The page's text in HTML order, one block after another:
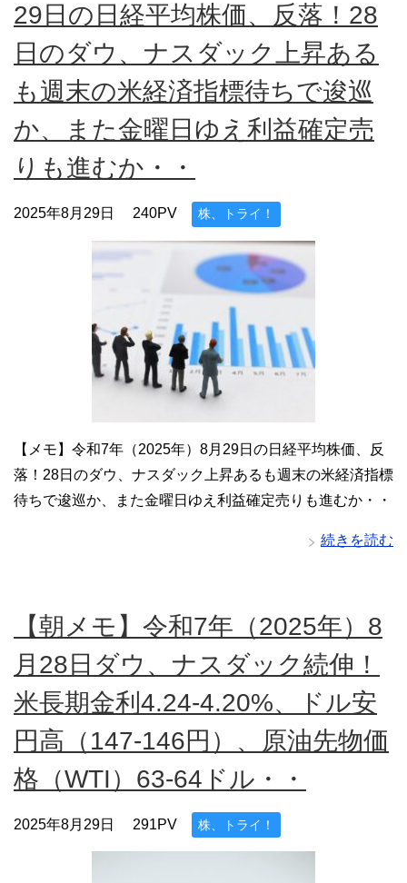
29日の日経平均株価、反落！28
日のダウ、ナスダック上昇ある
も週末の米経済指標待ちで逡巡
か、また金曜日ゆえ利益確定売
りも進むか・・
2025年8月29日 240PV 株、トライ！
【メモ】令和7年（2025年）8月29日の日経平均株価、反
落！28日のダウ、ナスダック上昇あるも週末の米経済指標
待ちで逡巡か、また金曜日ゆえ利益確定売りも進むか・・
続きを読む
【朝メモ】令和7年（2025年）8
月28日ダウ、ナスダック続伸！
米長期金利4.24-4.20%、ドル安
円高（147-146円）、原油先物価
格（WTI）63-64ドル・・
2025年8月29日 291PV 株、トライ！